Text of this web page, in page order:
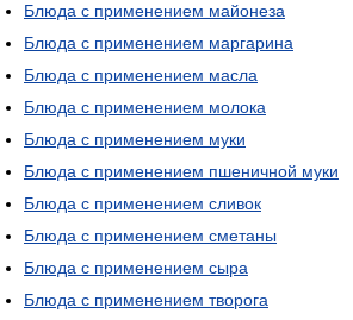
Блюда с применением майонеза
Блюда с применением маргарина
Блюда с применением масла
Блюда с применением молока
Блюда с применением муки
Блюда с применением пшеничной муки
Блюда с применением сливок
Блюда с применением сметаны
Блюда с применением сыра
Блюда с применением творога